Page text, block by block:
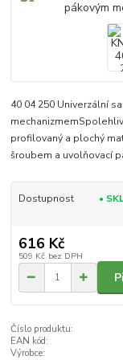
40 04 250 Univerzální
profilovaný a plochý
šroubem a uvolňovací
Dostupnost •
616 Kč
509 Kč bez DPH
Číslo produktu:
EAN kód:
Výrobce: